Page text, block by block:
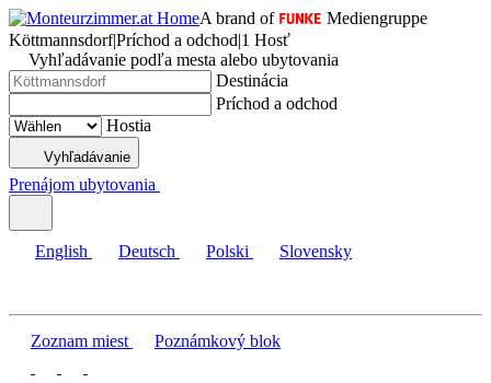
A brand of
Mediengruppe
Köttmannsdorf|Príchod a odchod|1 Hosť
Vyhľadávanie podľa mesta alebo ubytovania
Destinácia
Príchod a odchod
Hostia
Vyhľadávanie
Prenájom ubytovania
English Deutsch Polski Slovensky
Zoznam miest Poznámkový blok